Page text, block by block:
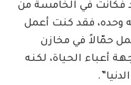
فكانت في الخامسة من
وحده، فقد كنت أعمل
حمّالاً في مخازن
أعباء الحياة، لكنه